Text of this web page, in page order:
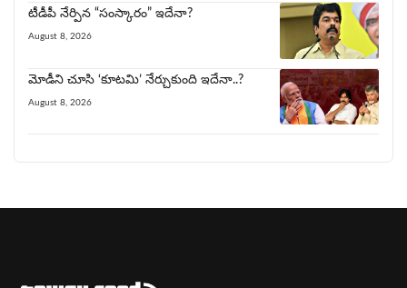
టీడీపీ నేర్పిన‌ “సంస్కారం” ఇదేనా?
August 8, 2026
మోడీని చూసి ‘కూట‌మి’ నేర్చుకుంది ఇదేనా..?
August 8, 2026